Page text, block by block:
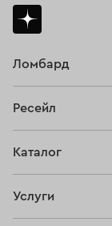
Ломбард
Тарифы
Ресейл
Купить
Каталог
Услуги